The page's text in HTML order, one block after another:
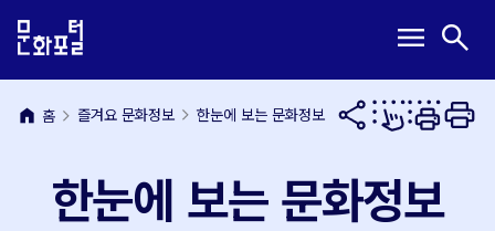
문
내
용
메
뉴
바
메
열
기
menu 검
열
기
search
home 홈 즐겨요 문화정보 한눈에 보는 문화정보
한눈에 보는 문화정보